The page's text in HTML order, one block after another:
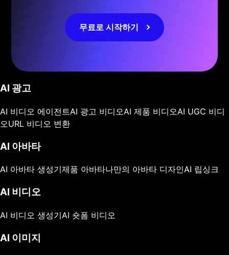
무료로 시작하기
AI 광고
AI 비디오 에이전트AI 광고 비디오AI 제품 비디오AI UGC 비디
오URL 비디오 변환
AI 아바타
AI 아바타 생성기제품 아바타나만의 아바타 디자인AI 립싱크
AI 비디오
AI 비디오 생성기AI 숏폼 비디오
AI 이미지